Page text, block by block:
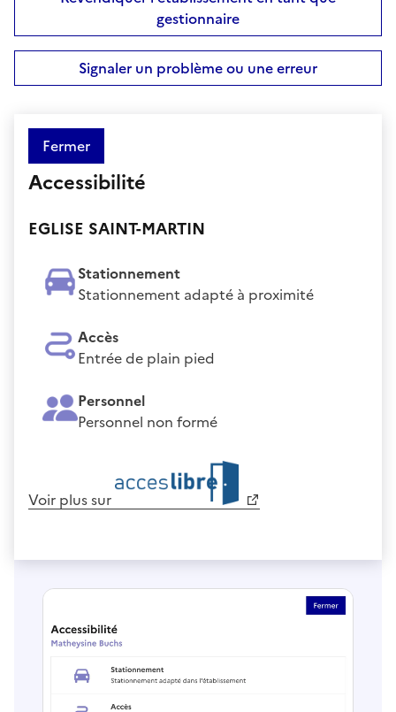
gestionnaire
Signaler un problème ou une erreur
Fermer
Accessibilité
EGLISE SAINT-MARTIN
Stationnement
Stationnement adapté à proximité
Accès
Entrée de plain pied
Personnel
Personnel non formé
Voir plus sur